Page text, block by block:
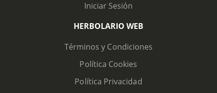
Iniciar Sesión
HERBOLARIO WEB
Términos y Condiciones
Política Cookies
Política Privacidad